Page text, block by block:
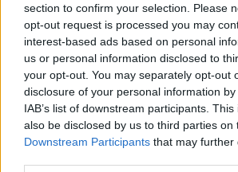
section to confirm your selection. Please
opt-out request is processed you may
interest-based ads based on personal
us or personal information disclosed to
your opt-out. You may separately opt-out
disclosure of your personal information
IAB’s list of downstream participants.
also be disclosed by us to third parties on
Downstream Participants that may further
23-06-
Δένδιας:
που
την
22-06-